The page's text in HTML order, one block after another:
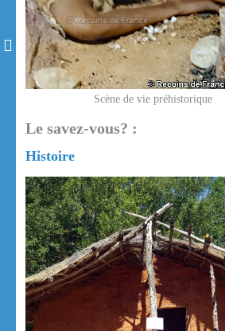
Scène de vie préhistorique
Le savez-vous? :
Histoire